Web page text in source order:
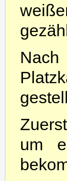
um